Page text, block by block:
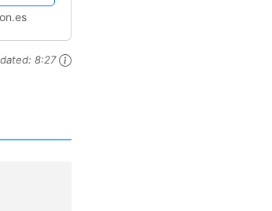
8:27